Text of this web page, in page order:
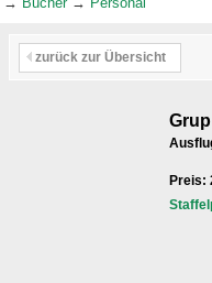
zurück zur Übersicht